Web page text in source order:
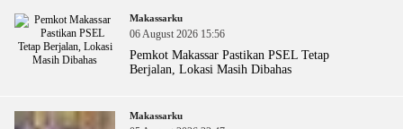
Makassarku
06 August 2026 15:56
Pemkot Makassar Pastikan PSEL Tetap
Berjalan, Lokasi Masih Dibahas
Makassarku